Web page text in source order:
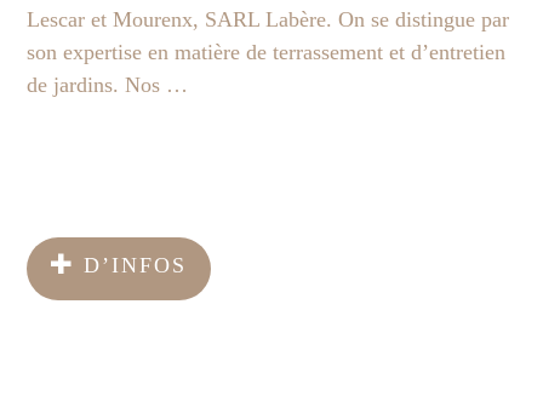
Lescar et Mourenx, SARL Labère. On se distingue par
son expertise en matière de terrassement et d’entretien
de jardins. Nos …
D’INFOS